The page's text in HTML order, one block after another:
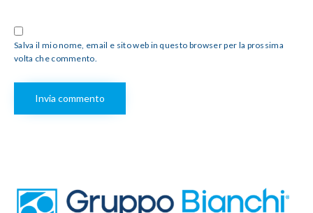
Salva il mio nome, email e sito web in questo browser per la prossima
volta che commento.